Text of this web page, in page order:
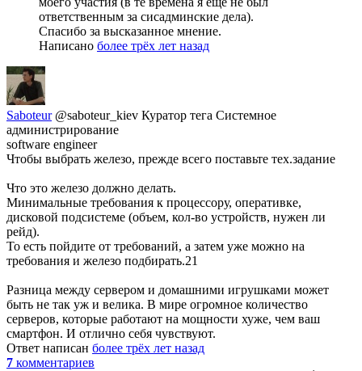
ответственным за сисадминские дела).
Спасибо за высказанное мнение.
Написано более трёх лет назад
Saboteur @saboteur_kiev Куратор тега Системное
администрирование
software engineer
Чтобы выбрать железо, прежде всего поставьте тех.задание
Что это железо должно делать.
Минимальные требования к процессору, оперативке,
дисковой подсистеме (объем, кол-во устройств, нужен ли
рейд).
То есть пойдите от требований, а затем уже можно на
требования и железо подбирать.21
Разница между сервером и домашними игрушками может
быть не так уж и велика. В мире огромное количество
серверов, которые работают на мощности хуже, чем ваш
смартфон. И отлично себя чувствуют.
Ответ написан более трёх лет назад
7 комментариев